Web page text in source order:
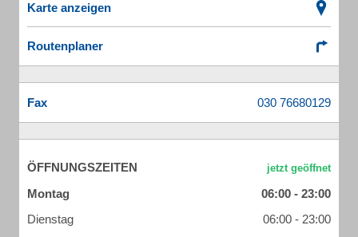
Karte anzeigen
Routenplaner
Fax
ÖFFNUNGSZEITEN
Montag
06:00 - 23:00
Dienstag
06:00 - 23:00